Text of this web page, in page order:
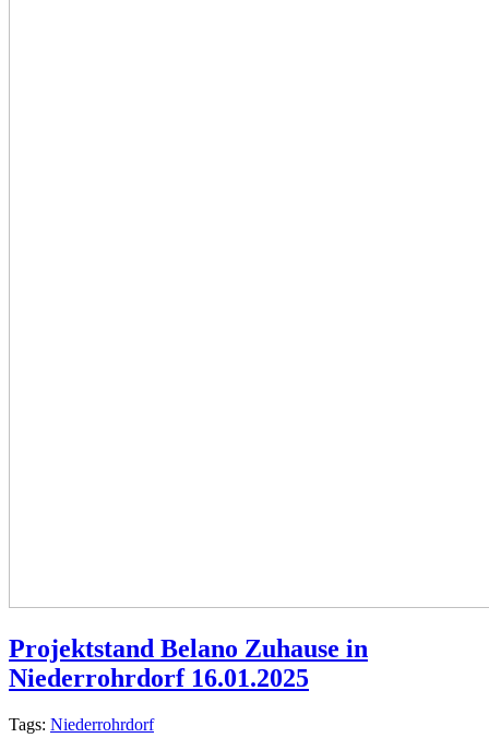
Projektstand Belano Zuhause in
Niederrohrdorf 16.01.2025
Tags: Niederrohrdorf